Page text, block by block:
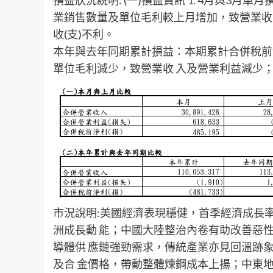
業銷售數量及單位毛利較上月增加，致營業
收(支)不利。
本年與去年同期累計損益：本期累計合併稅
單位毛利減少，致營業收 入及營業利益減少
市況說明:美國經濟表現穩健，首季經濟成長
洲成長動 能；中國大陸整治內卷有助改善惡
導體供 應鏈強勁需求，傳統產業亦見回溫跡
及合 金價格，帶動整體煉鋼成本上揚；中東